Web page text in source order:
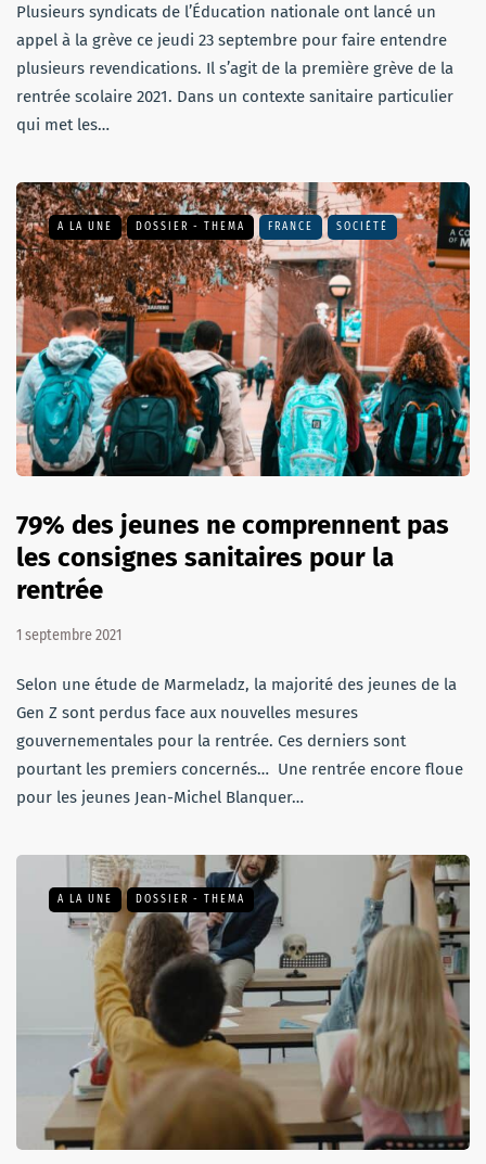
Plusieurs syndicats de l’Éducation nationale ont lancé un
appel à la grève ce jeudi 23 septembre pour faire entendre
plusieurs revendications. Il s’agit de la première grève de la
rentrée scolaire 2021. Dans un contexte sanitaire particulier
qui met les…
A LA UNE DOSSIER - THEMA FRANCE SOCIÉTÉ
79% des jeunes ne comprennent pas
les consignes sanitaires pour la
rentrée
1 septembre 2021
Selon une étude de Marmeladz, la majorité des jeunes de la
Gen Z sont perdus face aux nouvelles mesures
gouvernementales pour la rentrée. Ces derniers sont
pourtant les premiers concernés… Une rentrée encore floue
pour les jeunes Jean-Michel Blanquer…
A LA UNE DOSSIER - THEMA